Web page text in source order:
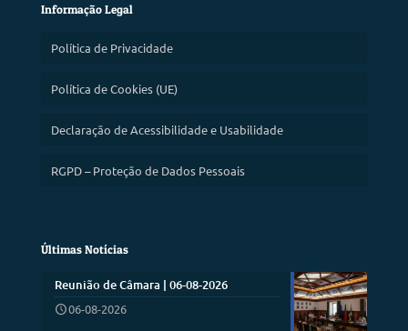
Informação Legal
Política de Privacidade
Política de Cookies (UE)
Declaração de Acessibilidade e Usabilidade
RGPD – Proteção de Dados Pessoais
Últimas Notícias
Reunião de Câmara | 06-08-2026
06-08-2026